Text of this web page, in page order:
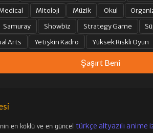
Mitoloji Müzik Okul
Samuray Showbiz Strategy Game
Arts
Yetişkin Kadro Yüksek Riskli Oyun
Şaşırt Beni
en köklü ve en güncel türkçe altyazılı anime